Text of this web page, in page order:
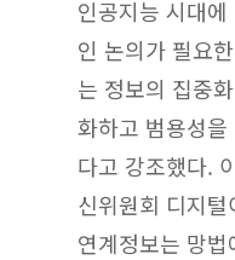
인공지능 시대
인 논의가 필요
는 정보의 집중
화하고 범용성
다고 강조했다.
신위원회 디지
연계정보는 망